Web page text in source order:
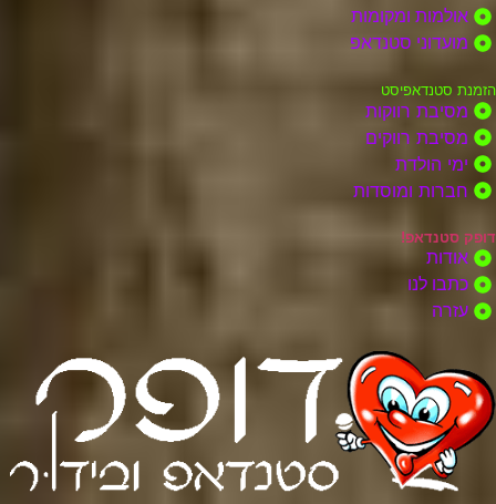
אולמות ומקומות
מועדוני סטנדאפ
הזמנת סטנדאפיסט
מסיבת רווקות
מסיבת רווקים
ימי הולדת
חברות ומוסדות
דופק סטנדאפ!
אודות
כתבו לנו
עזרה